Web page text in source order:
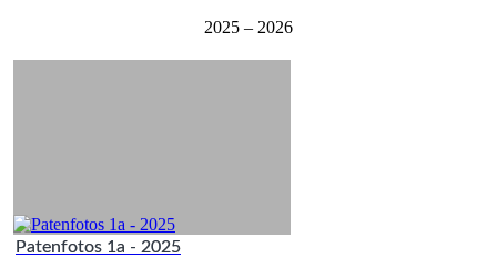
2025 – 2026
Patenfotos 1a - 2025